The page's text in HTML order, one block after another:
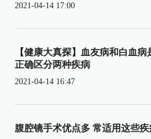
2021-04-14 17:00
【健康大真探】血友病和白血
正确区分两种疾病
2021-04-14 16:47
腹腔镜手术优点多 常适用这些